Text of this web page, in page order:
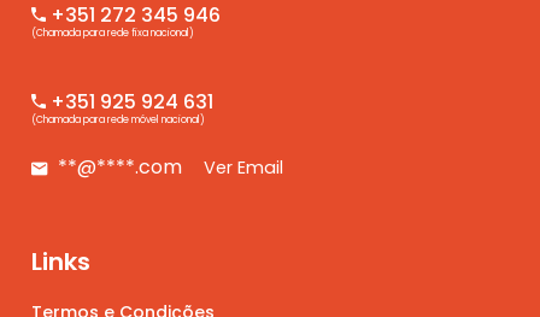
+351 272 345 946
(Chamada para rede fixa nacional)
+351 925 924 631
(Chamada para rede móvel nacional)
**@****.com Ver Email
Links